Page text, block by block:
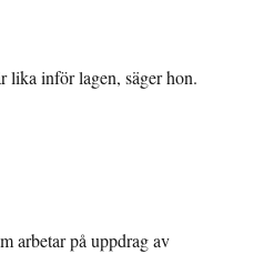
inför lagen, säger hon.
arbetar på uppdrag av